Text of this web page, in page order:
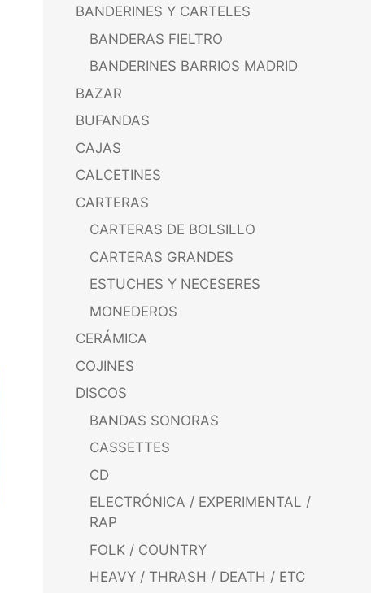
BANDERINES Y CARTELES
BANDERAS FIELTRO
BANDERINES BARRIOS MADRID
BAZAR
BUFANDAS
CAJAS
CALCETINES
CARTERAS
CARTERAS DE BOLSILLO
CARTERAS GRANDES
ESTUCHES Y NECESERES
MONEDEROS
CERÁMICA
COJINES
DISCOS
BANDAS SONORAS
CASSETTES
CD
ELECTRÓNICA / EXPERIMENTAL /
RAP
FOLK / COUNTRY
HEAVY / THRASH / DEATH / ETC